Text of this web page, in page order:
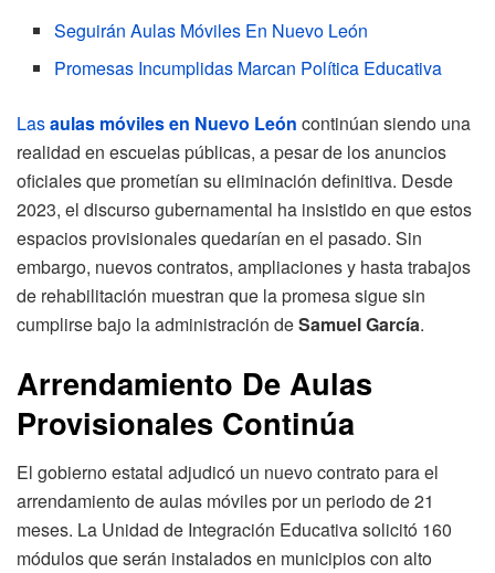
Seguirán Aulas Móviles En Nuevo León
Promesas Incumplidas Marcan Política Educativa
Lasaulas móviles en Nuevo León continúan siendo una
realidad en escuelas públicas, a pesar de los anuncios
oficiales que prometían su eliminación definitiva. Desde
2023, el discurso gubernamental ha insistido en que estos
espacios provisionales quedarían en el pasado. Sin
embargo, nuevos contratos, ampliaciones y hasta trabajos
de rehabilitación muestran que la promesa sigue sin
cumplirse bajo la administración deSamuel García.
Arrendamiento De Aulas
Provisionales Continúa
El gobierno estatal adjudicó un nuevo contrato para el
arrendamiento de aulas móviles por un periodo de 21
meses. La Unidad de Integración Educativa solicitó 160
módulos que serán instalados en municipios con alto